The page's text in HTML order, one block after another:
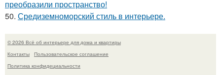
преобразили пространство!
50. Средиземноморский стиль в интерьере.
© 2026 Всё об интерьере для дома и квартиры
Контакты
Пользовательское соглашение
Политика конфидециальности